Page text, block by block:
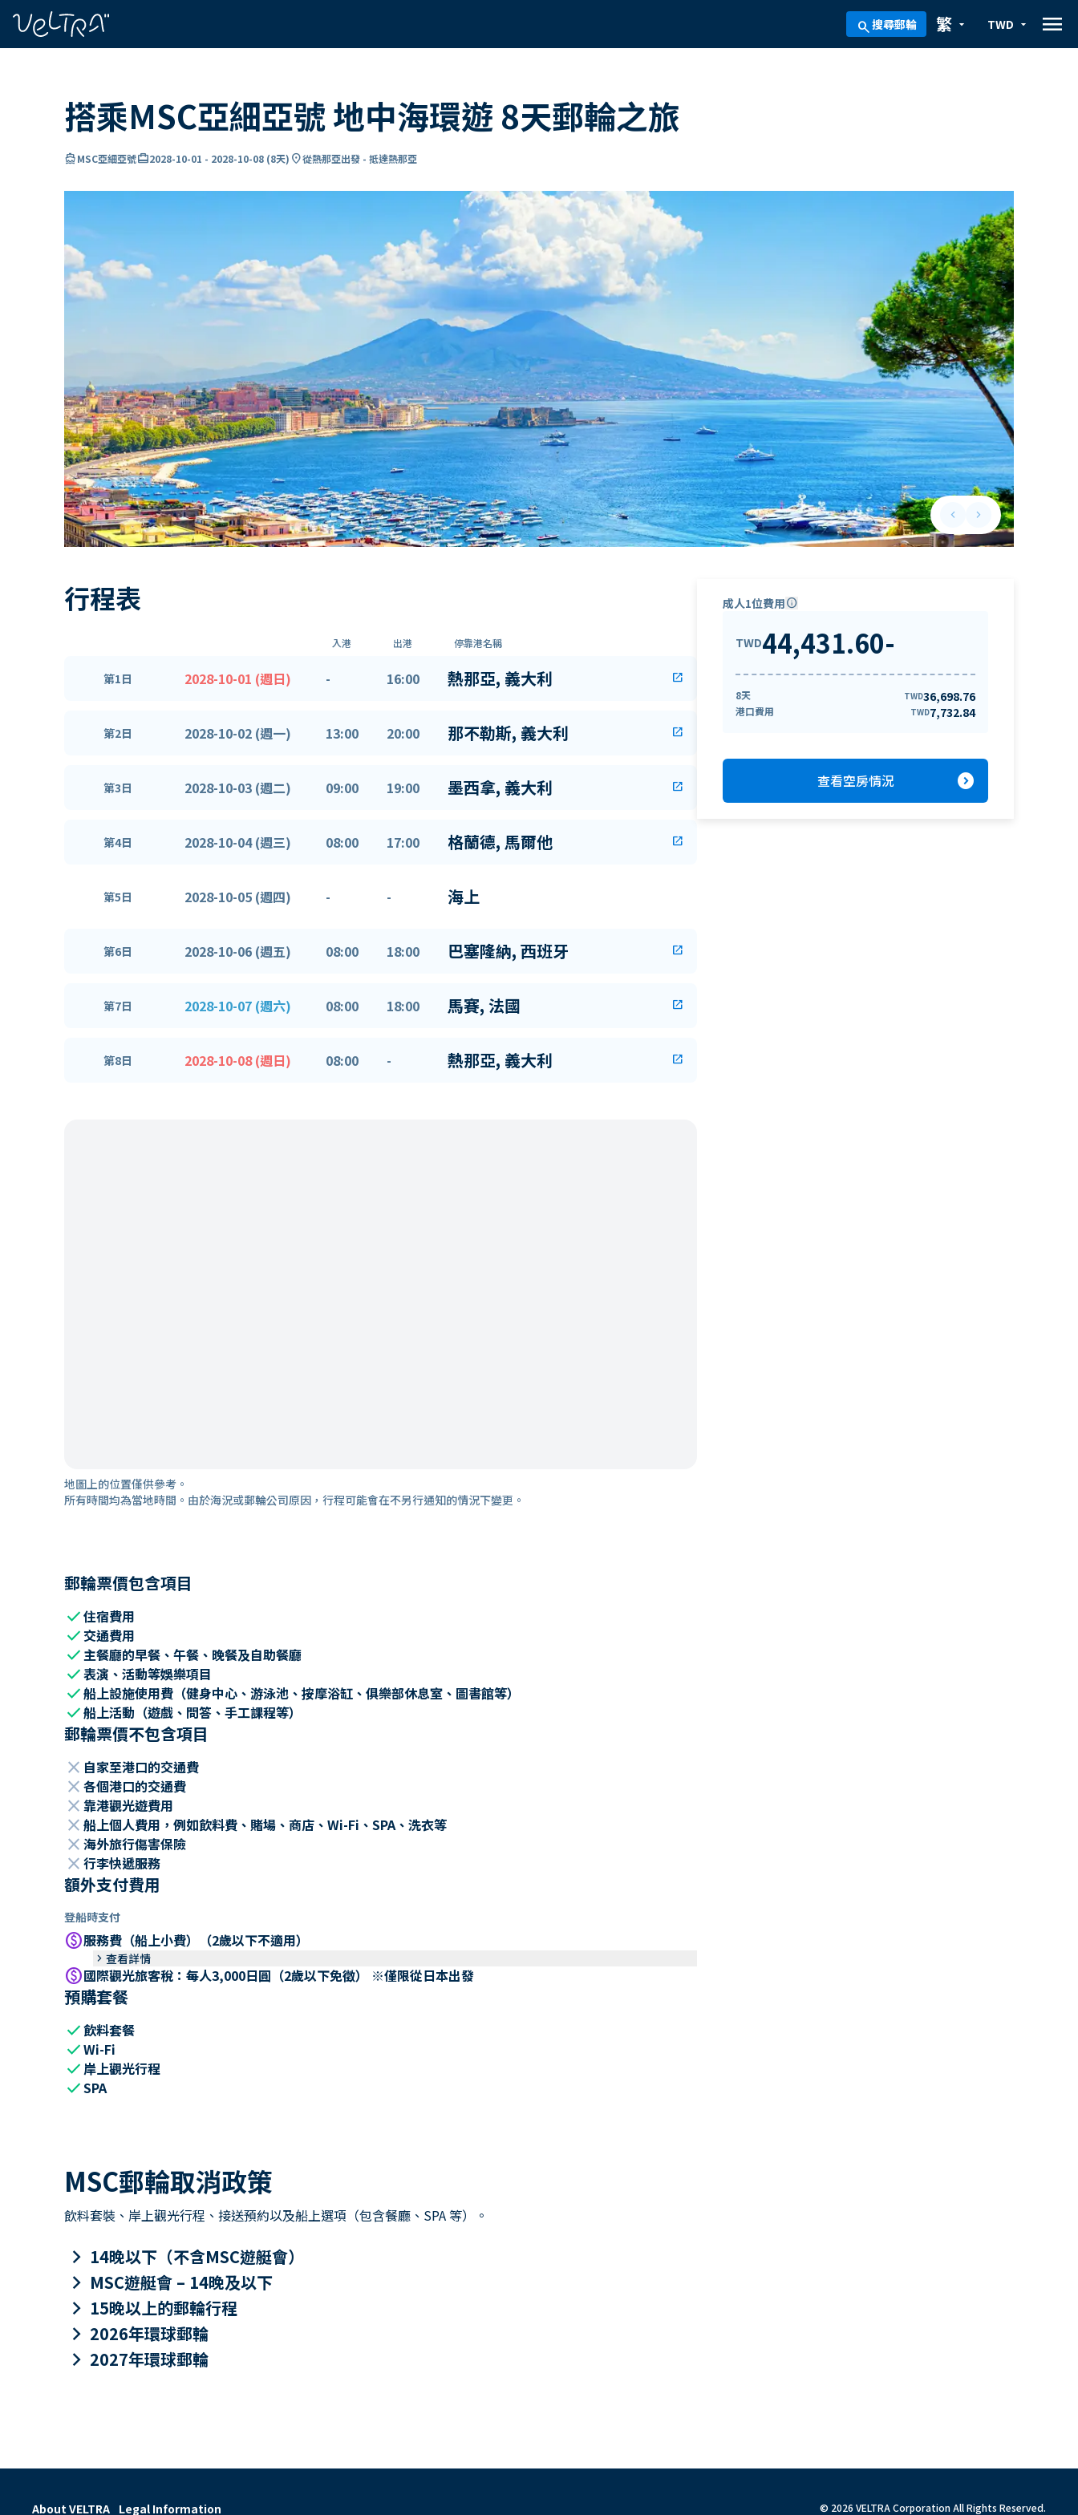
search搜尋郵輪 arrow_drop_down
繁 arrow_drop_down
TWD menu
搭乘MSC亞細亞號 地中海環遊 8天郵輪之旅
directions_boatMSC亞細亞號card_travel2028-10-01 - 2028-10-08 (8天) location_on從熱那亞出發 - 抵達熱那亞
keyboard_arrow_leftPrevious slide
keyboard_arrow_rightNext slide
行程表
入港 出港 停靠港名稱
第1日 2028-10-01 (週日) - 16:00 熱那亞, 義大利 open_in_new
第2日 2028-10-02 (週一) 13:00 20:00 那不勒斯, 義大利 open_in_new
第3日 2028-10-03 (週二) 09:00 19:00 墨西拿, 義大利 open_in_new
第4日 2028-10-04 (週三) 08:00 17:00 格蘭德, 馬爾他 open_in_new
第5日 2028-10-05 (週四) - - 海上
第6日 2028-10-06 (週五) 08:00 18:00 巴塞隆納, 西班牙 open_in_new
第7日 2028-10-07 (週六) 08:00 18:00 馬賽, 法國 open_in_new
第8日 2028-10-08 (週日) 08:00 - 熱那亞, 義大利 open_in_new
地圖上的位置僅供參考。
所有時間均為當地時間。由於海況或郵輪公司原因，行程可能會在不另行通知的情況下變更。
郵輪票價包含項目
check住宿費用
check 交通費用
check主餐廳的早餐、午餐、晚餐及自助餐廳
check表演、活動等娛樂項目
check船上設施使用費（健身中心、游泳池、按摩浴缸、俱樂部休息室、圖書館等）
check船上活動（遊戲、問答、手工課程等）
郵輪票價不包含項目
close 自家至港口的交通費
close 各個港口的交通費
close 靠港觀光遊費用
close 船上個人費用，例如飲料費、賭場、商店、Wi-Fi、SPA、洗衣等
close 海外旅行傷害保險
close 行李快遞服務
額外支付費用
登船時支付
paid服務費（船上小費）（2歲以下不適用）
keyboard_arrow_right 查看詳情
paid國際觀光旅客稅：每人3,000日圓（2歲以下免徵） ※僅限從日本出發
預購套餐
check飲料套餐
checkWi-Fi
check 岸上觀光行程
checkSPA
MSC郵輪取消政策
飲料套裝、岸上觀光行程、接送預約以及船上選項（包含餐廳、SPA 等）。
keyboard_arrow_right 14晚以下（不含MSC遊艇會）
keyboard_arrow_right MSC遊艇會 – 14晚及以下
keyboard_arrow_right 15晚以上的郵輪行程
keyboard_arrow_right 2026年環球郵輪
keyboard_arrow_right 2027年環球郵輪
成人1位費用info
TWD44,431.60-
8天 TWD36,698.76
港口費用 TWD7,732.84
查看空房情況 expand_circle_right
About VELTRA Legal Information © 2026 VELTRA Corporation All Rights Reserved.